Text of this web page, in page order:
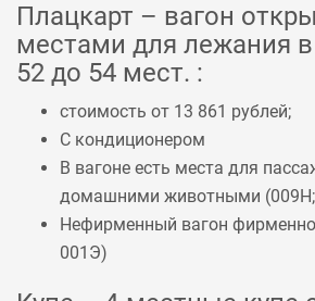
Плацкарт – вагон
местами для лежания в
52 до 54 мест. :
стоимость от 13 861 рублей;
С кондиционером
В вагоне есть места для
домашними животными (009Н;
Нефирменный вагон
001Э)